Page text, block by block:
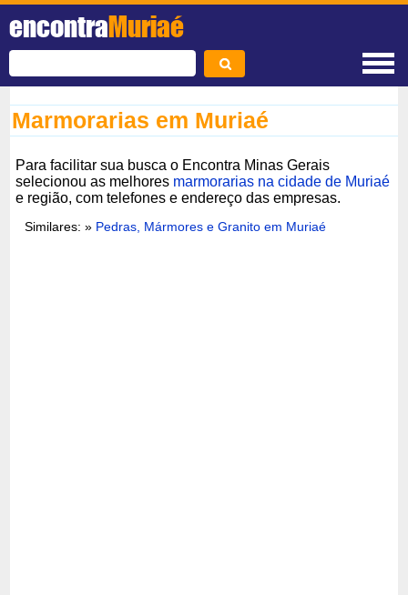
encontraMuriaé
Marmorarias em Muriaé
Para facilitar sua busca o Encontra Minas Gerais
selecionou as melhores marmorarias na cidade de Muriaé
e região, com telefones e endereço das empresas.
Similares: » Pedras, Mármores e Granito em Muriaé